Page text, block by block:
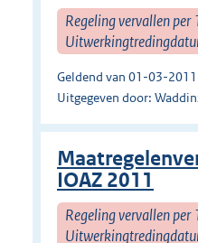
Regeling vervallen
Geldend van 01-03-
Uitgegeven door:
IOAZ 2011
Regeling vervallen